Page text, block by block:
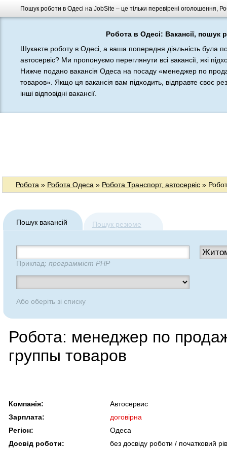
Пошук роботи в Одесі на JobSite – це тільки перевірені оголошення,
Робота в Одесі: Вакансії, пошук
Шукаєте роботу в Одесі, а ваша попередня діяльність була
автосервіс? Ми пропонуємо переглянути всі вакансії, які
Нижче подано вакансія Одеса на посаду «менеджер по
товаров». Якщо ця вакансія вам підходить, відправте своє
інші відповідні вакансії.
Робота » Робота Одеса » Робота Транспорт, автосервіс »
Пошук вакансій Пошук резюме
Приклад: программіст PHP
Або оберіть зі списку
Робота: менеджер по
группы товаров
Компанія:
Автосервис
Зарплата:
договірна
Регіон:
Одеса
Досвід роботи:
без досвіду роботи / початковий